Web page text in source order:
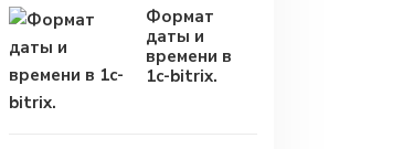
Формат
даты и
времени в
1c-bitrix.